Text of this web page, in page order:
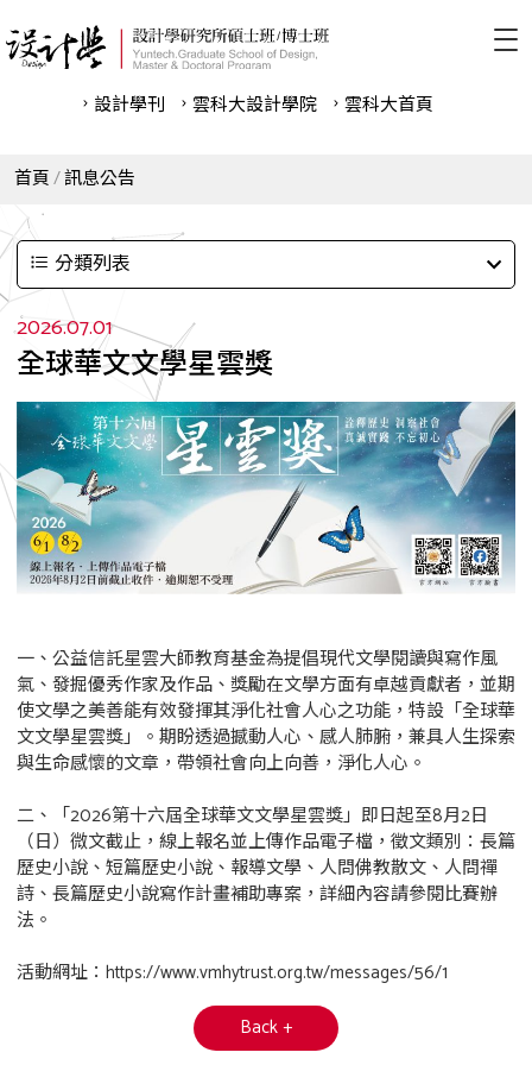
設計學刊 雲科⼤設計學院 雲科⼤首頁
首頁 訊息公告
分類列表
2026.07.01
全球華文文學星雲獎
一、公益信託星雲大師教育基金為提倡現代文學閱讀與寫作風
氣、發掘優秀作家及作品、獎勵在文學方面有卓越貢獻者，並期
使文學之美善能有效發揮其淨化社會人心之功能，特設「全球華
文文學星雲獎」。期盼透過撼動人心、感人肺腑，兼具人生探索
與生命感懷的文章，帶領社會向上向善，淨化人心。
二、「2026第十六屆全球華文文學星雲獎」即日起至8月2日
（日）微文截止，線上報名並上傳作品電子檔，徵文類別：長篇
歷史小說、短篇歷史小說、報導文學、人問佛教散文、人問禪
詩、長篇歷史小說寫作計畫補助專案，詳細內容請參閱比賽辦
法。
活動網址：https://www.vmhytrust.org.tw/messages/56/1
Back +